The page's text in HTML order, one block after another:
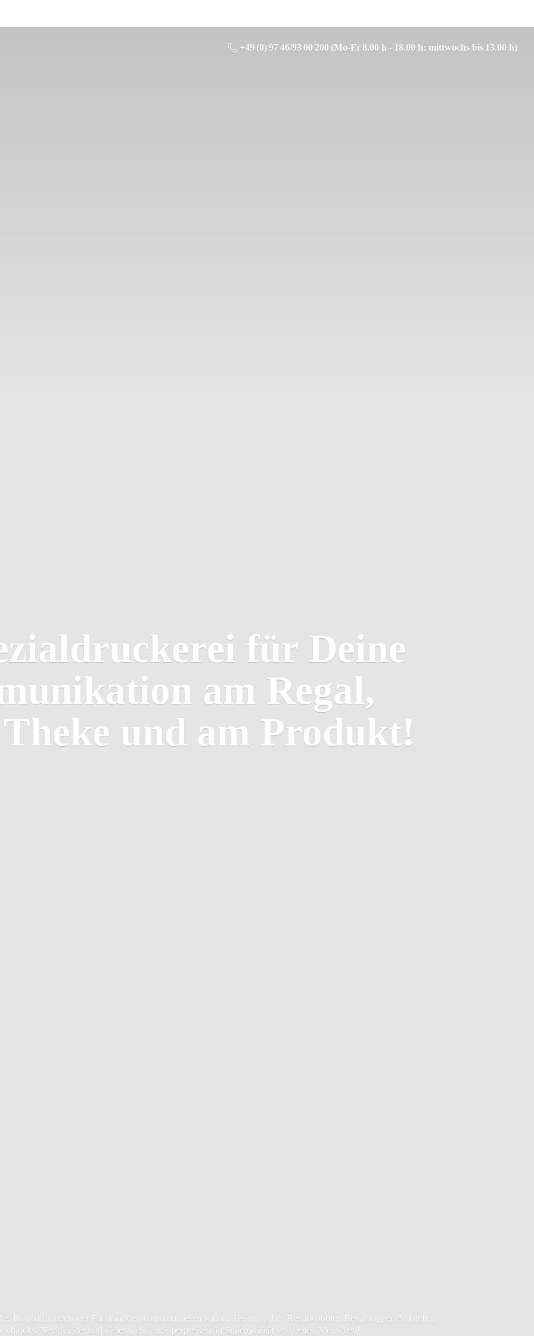
+49 (0) 97 46/93 00 200 (Mo-Fr 8.00 h - 18.00 h; mittwochs bis 13.00 h)
für Deine
am Regal,
und am Produkt!
Baustoffhandel oder Fachmärkten kommunizieren willst... Bei uns gibt's Regalwobbler, Regalstopper, Aufsteller,
Neckhanger und vieles mehr zu Superpreisen, in Superqualität von netten Menschen!